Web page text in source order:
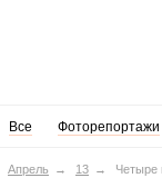
Все Фоторепортажи
Апрель 13 Четыре